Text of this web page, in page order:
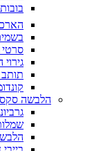
הלבשה